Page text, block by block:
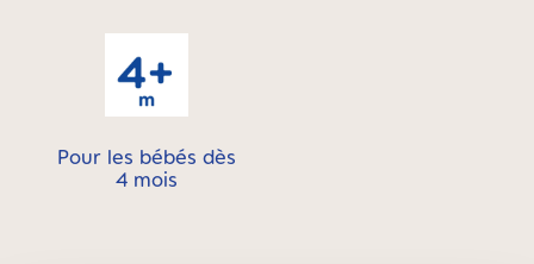
Pour les bébés dès
4 mois